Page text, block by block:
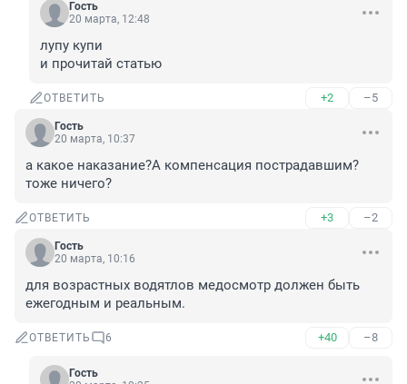
Гость
20 марта, 12:48
лупу купи
и прочитай статью
ОТВЕТИТЬ +2 –5
Гость
20 марта, 10:37
а какое наказание?А компенсация пострадавшим?
тоже ничего?
ОТВЕТИТЬ +3 –2
Гость
20 марта, 10:16
для возрастных водятлов медосмотр должен быть
ежегодным и реальным.
ОТВЕТИТЬ 6 +40 –8
Гость